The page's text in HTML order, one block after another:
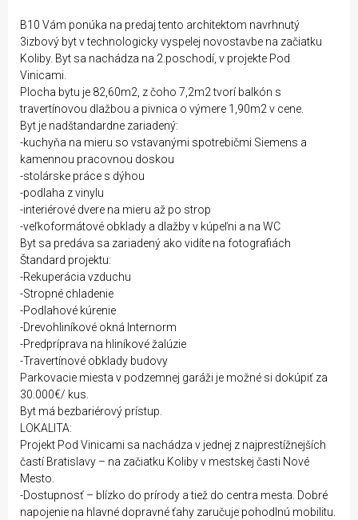
B10 Vám ponúka na predaj tento architektom navrhnutý
3izbový byt v technologicky vyspelej novostavbe na začiatku
Koliby. Byt sa nachádza na 2.poschodí, v projekte Pod
Vinicami.
Plocha bytu je 82,60m2, z čoho 7,2m2 tvorí balkón s
travertínovou dlažbou a pivnica o výmere 1,90m2 v cene.
Byt je nadštandardne zariadený:
-kuchyňa na mieru so vstavanými spotrebičmi Siemens a
kamennou pracovnou doskou
-stolárske práce s dýhou
-podlaha z vinylu
-interiérové dvere na mieru až po strop
-veľkoformátové obklady a dlažby v kúpeľni a na WC
Byt sa predáva sa zariadený ako vidíte na fotografiách
Štandard projektu:
-Rekuperácia vzduchu
-Stropné chladenie
-Podlahové kúrenie
-Drevohliníkové okná Internorm
-Predpríprava na hliníkové žalúzie
-Travertínové obklady budovy
Parkovacie miesta v podzemnej garáži je možné si dokúpiť za
30.000€/ kus.
Byt má bezbariérový prístup.
LOKALITA:
Projekt Pod Vinicami sa nachádza v jednej z najprestížnejších
častí Bratislavy – na začiatku Koliby v mestskej časti Nové
Mesto.
-Dostupnosť – blízko do prírody a tiež do centra mesta. Dobré
napojenie na hlavné dopravné ťahy zaručuje pohodlnú mobilitu.